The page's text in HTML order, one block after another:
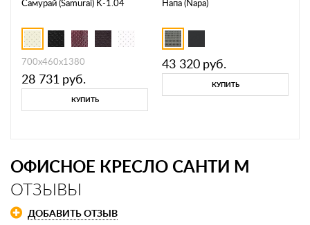
Самурай (Samurai) K-1.04
700х460х1380
28 731 руб.
КУПИТЬ
Напа (Napa)
43 320 руб.
КУПИТЬ
ОФИСНОЕ КРЕСЛО САНТИ М
ОТЗЫВЫ
ДОБАВИТЬ ОТЗЫВ